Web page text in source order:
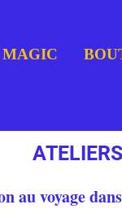
MAGIC
au voyage